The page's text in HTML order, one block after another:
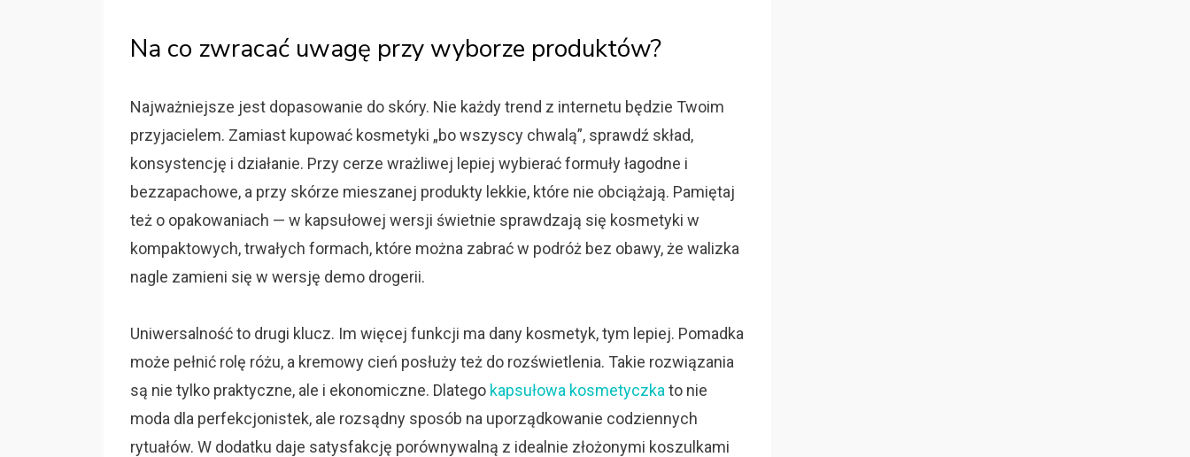
Na co zwracać uwagę przy wyborze produktów?
Najważniejsze jest dopasowanie do skóry. Nie każdy trend z internetu będzie Twoim
przyjacielem. Zamiast kupować kosmetyki „bo wszyscy chwalą”, sprawdź skład,
konsystencję i działanie. Przy cerze wrażliwej lepiej wybierać formuły łagodne i
bezzapachowe, a przy skórze mieszanej produkty lekkie, które nie obciążają. Pamiętaj
też o opakowaniach — w kapsułowej wersji świetnie sprawdzają się kosmetyki w
kompaktowych, trwałych formach, które można zabrać w podróż bez obawy, że walizka
nagle zamieni się w wersję demo drogerii.
Uniwersalność to drugi klucz. Im więcej funkcji ma dany kosmetyk, tym lepiej. Pomadka
może pełnić rolę różu, a kremowy cień posłuży też do rozświetlenia. Takie rozwiązania
są nie tylko praktyczne, ale i ekonomiczne. Dlatego kapsułowa kosmetyczka to nie
moda dla perfekcjonistek, ale rozsądny sposób na uporządkowanie codziennych
rytuałów. W dodatku daje satysfakcję porównywalną z idealnie złożonymi koszulkami